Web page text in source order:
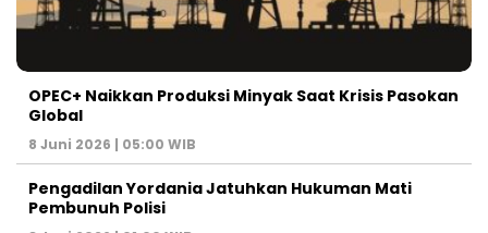
OPEC+ Naikkan Produksi Minyak Saat Krisis Pasokan
Global
8 Juni 2026 | 05:00 WIB
Pengadilan Yordania Jatuhkan Hukuman Mati
Pembunuh Polisi